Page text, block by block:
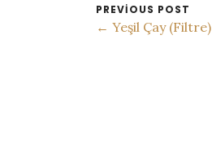
PREVIOUS POST
← Yeşil Çay (Filtre)